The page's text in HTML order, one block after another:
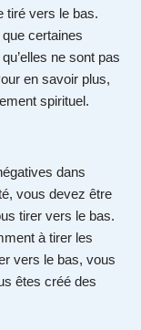
tiré vers le bas.
certaines
ne sont pas
en savoir plus,
spirituel.
dans
vous devez être
tirer vers le bas.
à tirer les
vers le bas, vous
êtes créé des